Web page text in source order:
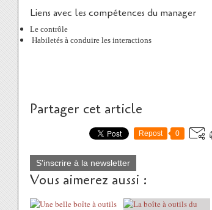
Liens avec les compétences du manager
Le contrôle
Habiletés à conduire les interactions
Partager cet article
Repost 0
S'inscrire à la newsletter
Vous aimerez aussi :